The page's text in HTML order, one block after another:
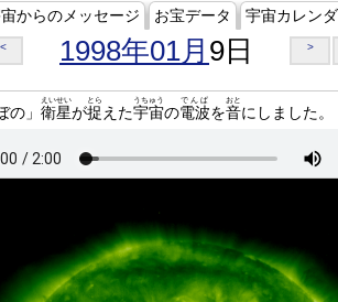
からのメッセージ お宝データ 宇宙カレン
< 1998年01月 9日 >
の」 衛星
えいせい
が捉
とら
えた宇宙
うちゅう
の電波
でんぱ
を音
おと
にしました。